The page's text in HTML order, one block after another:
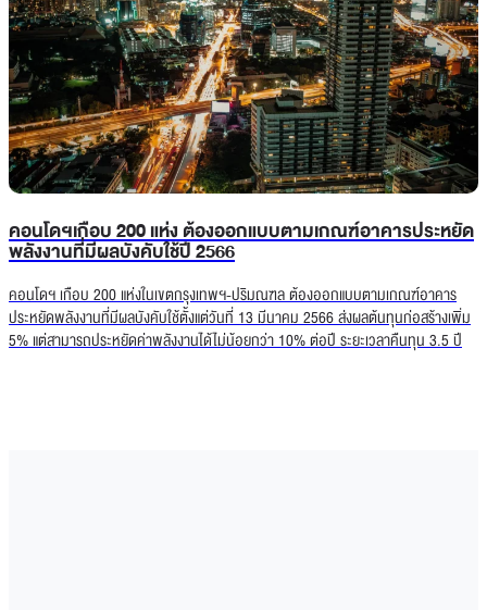
คอนโดฯเกือบ 200 แห่ง ต้องออกแบบตามเกณฑ์อาคารประหยัด
พลังงานที่มีผลบังคับใช้ปี 2566
คอนโดฯ เกือบ 200 แห่งในเขตกรุงเทพฯ-ปริมณฑล ต้องออกแบบตามเกณฑ์อาคาร
ประหยัดพลังงานที่มีผลบังคับใช้ตั้งแต่วันที่ 13 มีนาคม 2566 ส่งผลต้นทุนก่อสร้างเพิ่ม
5% แต่สามารถประหยัดค่าพลังงานได้ไม่น้อยกว่า 10% ต่อปี ระยะเวลาคืนทุน 3.5 ปี